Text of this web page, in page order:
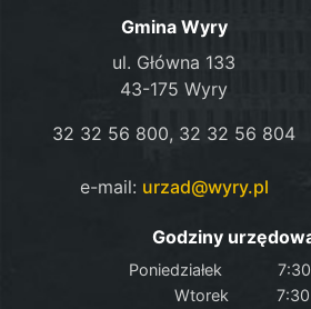
Gmina Wyry
ul. Główna 133
43-175 Wyry
32 32 56 800, 32 32 56 804
e-mail: urzad@wyry.pl
Godziny
Poniedziałek
Wtorek